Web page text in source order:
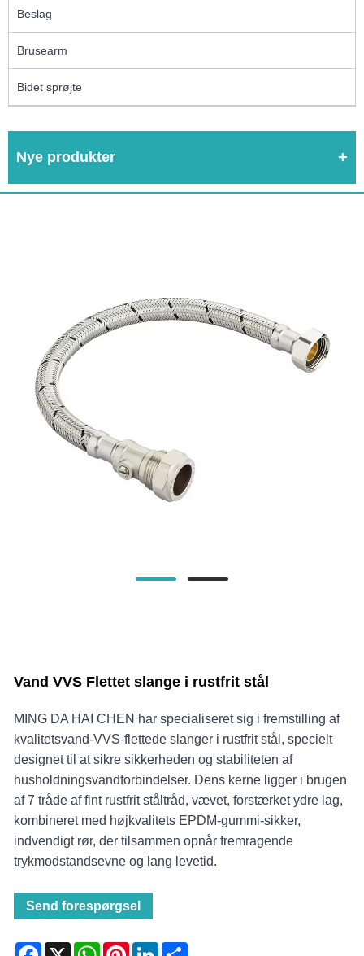
Beslag
Brusearm
Bidet sprøjte
Nye produkter
Vand VVS Flettet slange i rustfrit stål
MING DA HAI CHEN har specialiseret sig i fremstilling af
kvalitetsvand-VVS-flettede slanger i rustfrit stål, specielt
designet til at sikre sikkerheden og stabiliteten af ​​
husholdningsvandforbindelser. Dens kerne ligger i brugen
af ​​7 tråde af fint rustfrit ståltråd, vævet, forstærket ydre lag,
kombineret med højkvalitets EPDM-gummi-sikker,
indvendigt rør, der tilsammen opnår fremragende
trykmodstandsevne og lang levetid.
Send forespørgsel
Facebook
X WhatsAppPinterestLinkedIn